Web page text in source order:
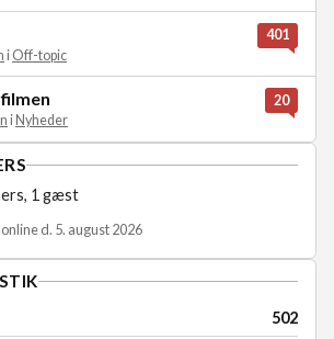
i Off-topic
401
i Nyheder
20
1 gæst
d. 5. august 2026
502